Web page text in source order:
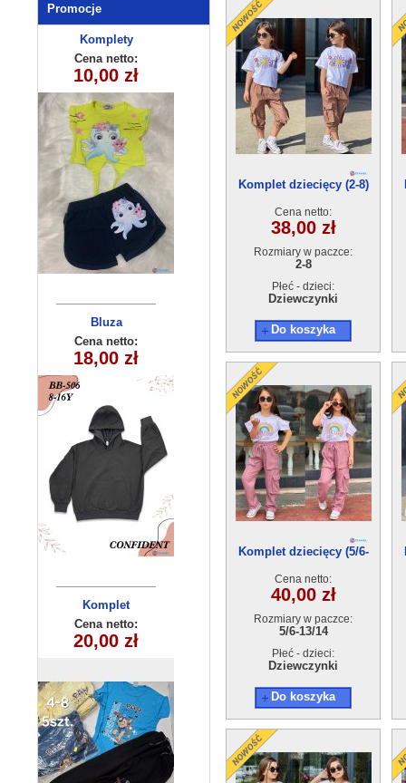
Promocje
Komplety
dziecięce (1-4
) 4szt
Cena netto:
10,00 zł
Bluza
dziecięca
290525-BB506
(8-16) 10szt
Cena netto:
18,00 zł
Komplet
dziecięcy
(4-8) 5szt
Cena netto:
20,00 zł
Komplet
niemowlęcy
5559 (6-24m)
4szt
Cena netto:
17,00 zł
Komplet
niemowlęcy
5162 (9-24)
4szt
Cena netto:
32,50 zł
Spodnie
dziecięce
KL-791A3
Cena netto:
17,00 zł
Komplet dziecięcy (2-8)
Cena netto:
38,00 zł
Rozmiary w paczce:
2-8
Płeć - dzieci:
Dziewczynki
Do koszyka
Komplet dziecięcy (5/6-
Cena netto:
40,00 zł
Rozmiary w paczce:
5/6-13/14
Płeć - dzieci:
Dziewczynki
Do koszyka